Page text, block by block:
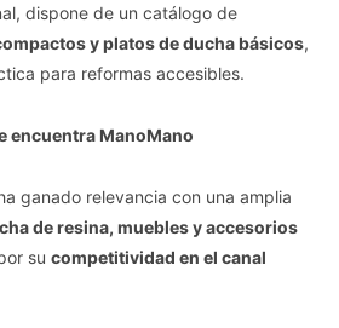
dispone de un catálogo de
y platos de ducha básicos,
para reformas accesibles.
encuentra ManoMano
ganado relevancia con una amplia
de resina, muebles y accesorios
su competitividad en el canal